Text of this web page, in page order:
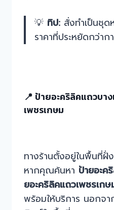
💡 ทิป:สั่งทำเป็นชุด
ราคาที่ประหยัดกว่าก
📍 ป้ายอะคริลิคแถวบา
เพชรเกษม
ทางร้านตั้งอยู่ในพื้นที่ฝั่
หากคุณค้นหา ป้ายอะค
ยอะคริลิคแถวเพชรเกษ
พร้อมให้บริการ นอกจา